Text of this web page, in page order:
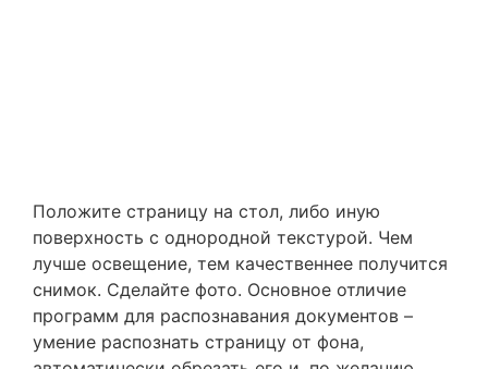
Положите страницу на стол, либо иную
поверхность с однородной текстурой. Чем
лучше освещение, тем качественнее получится
снимок. Сделайте фото. Основное отличие
программ для распознавания документов –
умение распознать страницу от фона,